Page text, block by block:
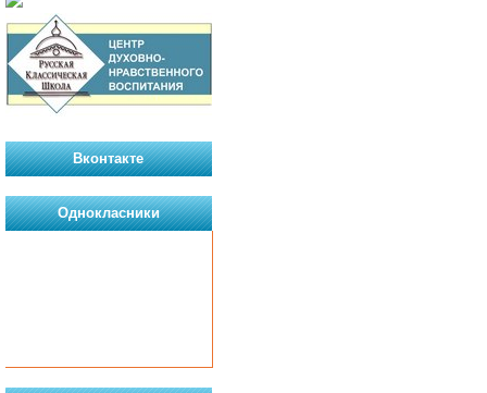
Вконтакте
Однокласники